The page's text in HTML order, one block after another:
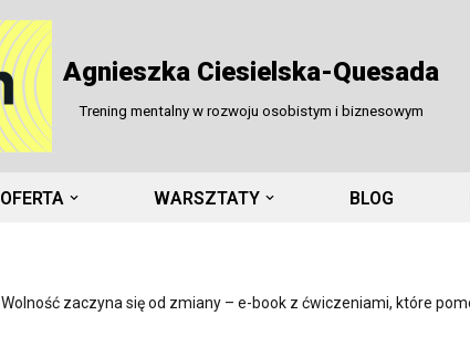
Agnieszka Ciesielska-Quesada
Trening mentalny w rozwoju osobistym i biznesowym
OFERTA WARSZTATY BLOG
Wolność zaczyna się od zmiany – e-book z ćwiczeniami, które